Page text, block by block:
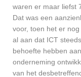
waren er maar liefst
Dat was een
voor, toen het er
al aan dat ICT
behoefte hebben
onderneming
van het